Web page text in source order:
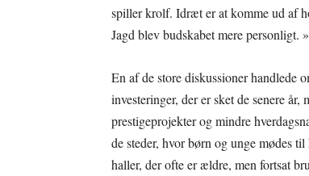
spiller krolf. Idræt er at komme ud af
Jagd blev budskabet mere
En af de store diskussioner handlede
investeringer, der er sket de senere
prestigeprojekter og mindre
de steder, hvor børn og unge mødes
haller, der ofte er ældre, men fortsat